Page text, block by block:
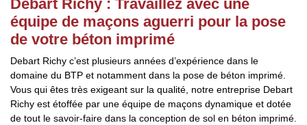
Debart Richy : Travaillez avec une
équipe de maçons aguerri pour la pose
de votre béton imprimé
Debart Richy c’est plusieurs années d’expérience dans le
domaine du BTP et notamment dans la pose de béton imprimé.
Vous qui êtes très exigeant sur la qualité, notre entreprise Debart
Richy est étoffée par une équipe de maçons dynamique et dotée
de tout le savoir-faire dans la conception de sol en béton imprimé.